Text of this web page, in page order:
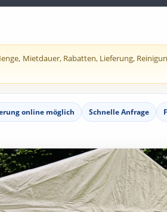
Mietdauer, Rabatten, Lieferung,
online möglich Schnelle Anfrage